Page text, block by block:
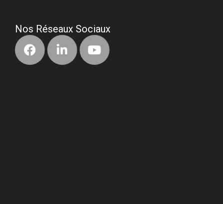
Nos Réseaux Sociaux